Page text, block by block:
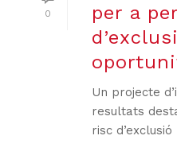
0
per a
Un projecte
resultats
risc d’exclusió